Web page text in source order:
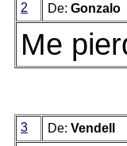
2 De: Gonzalo
Me
3 De: Vendell